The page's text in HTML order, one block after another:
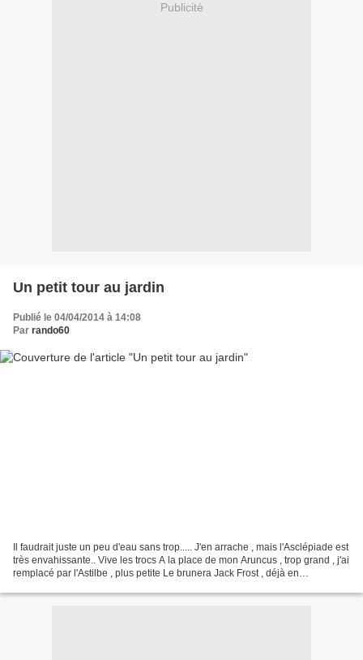
Publicité
Un petit tour au jardin
Publié le 04/04/2014 à 14:08
Par rando60
Il faudrait juste un peu d'eau sans trop..... J'en arrache , mais l'Asclépiade est
très envahissante.. Vive les trocs A la place de mon Aruncus , trop grand , j'ai
remplacé par l'Astilbe , plus petite Le brunera Jack Frost , déjà en